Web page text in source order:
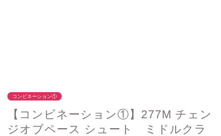
コンビネーション①
【コンビネーション①】277M チェン
ジオブペース シュート ミドルクラ